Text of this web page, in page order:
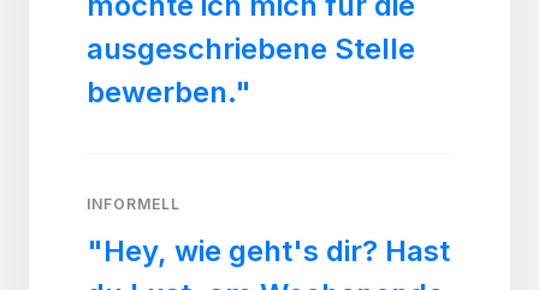
ausgeschriebene Stelle
bewerben."
INFORMELL
"Hey, wie geht's dir? Hast